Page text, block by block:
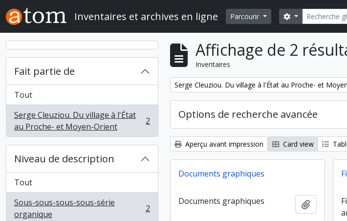
Skip to main content
Inventaires et archives en ligne Parcourir Search options
Fait partie de
Tout
Serge Cleuziou. Du village à l'État
au Proche- et Moyen-Orient
, 2 résultats 2
Niveau de description
Tout
Sous-sous-sous-sous-série
organique
, 2 résultats 2
Affichage de 2
Inventaires
Remove filter:
Serge Cleuziou. Du village à l'État au Proche- et
Options de recherche avancée
Aperçu avant impression Card view
Documents graphiques
Documents graphiques Ajouter